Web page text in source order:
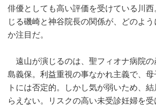
俳優としても高い評価を受けている川
じる磯崎と神谷院長の関係が、どのよ
か注目だ。
遠山が演じるのは、聖フィオナ病院の
島義保。利益重視の事なかれ主義で、母
トには否定的。しかし気が弱いため、
らえない。リスクの高い未受診妊婦を